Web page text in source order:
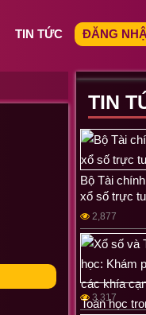
TIN TỨC ĐĂNG
TIN
Bộ Tài
xổ số trực
2,877
3,317